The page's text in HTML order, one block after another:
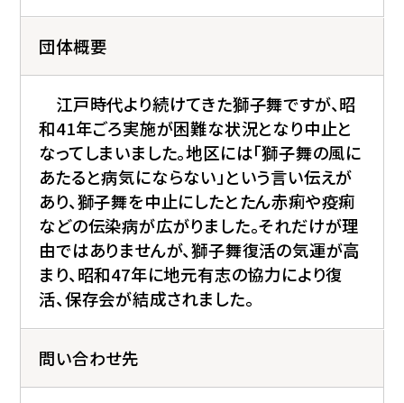
団体概要
江戸時代より続けてきた獅子舞ですが、昭
和41年ごろ実施が困難な状況となり中止と
なってしまいました。地区には「獅子舞の風に
あたると病気にならない」という言い伝えが
あり、獅子舞を中止にしたとたん赤痢や疫痢
などの伝染病が広がりました。それだけが理
由ではありませんが、獅子舞復活の気運が高
まり、昭和47年に地元有志の協力により復
活、保存会が結成されました。
問い合わせ先